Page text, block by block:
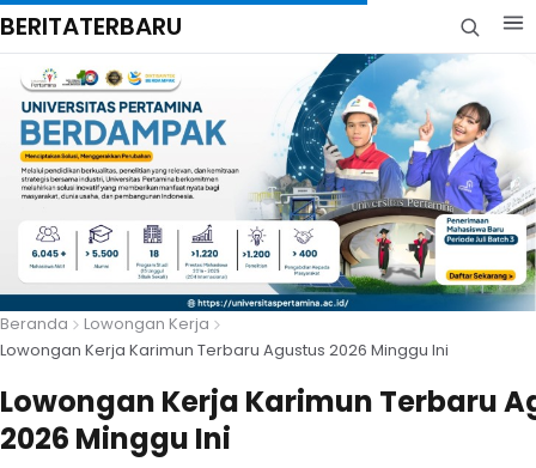
BERITATERBARU
Beranda
Lowongan Kerja
Lowongan Kerja Karimun Terbaru Agustus 2026 Minggu Ini
Lowongan Kerja Karimun Terbaru
2026 Minggu Ini